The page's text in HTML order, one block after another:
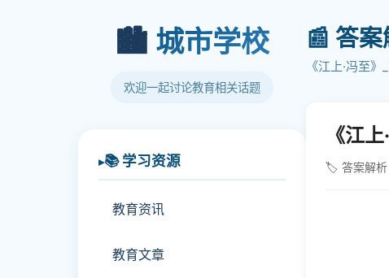
🏙️ 城市学校
欢迎一起讨论教育相关话题
📚 学习资源
教育资讯
教育文章
📰 答
《江上·冯至
《江
🏷️ 答案解析